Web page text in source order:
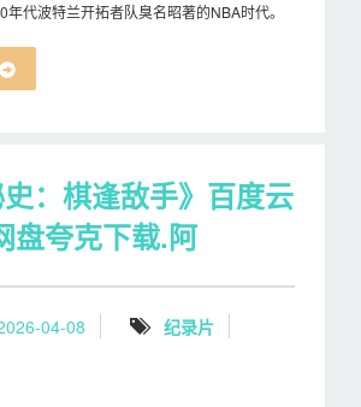
代波特兰开拓者队臭名昭著的NBA时代。
史：棋逢敌手》百度云
盘夸克下载.阿
04-08
纪录片